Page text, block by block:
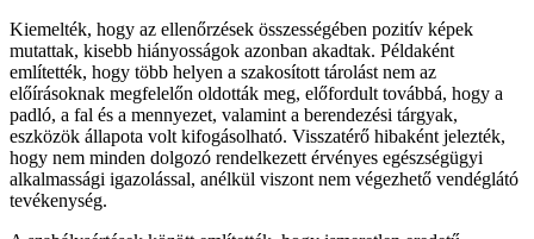
Kiemelték, hogy az ellenőrzések összességében pozitív képek
mutattak, kisebb hiányosságok azonban akadtak. Példaként
említették, hogy több helyen a szakosított tárolást nem az
előírásoknak megfelelőn oldották meg, előfordult továbbá, hogy a
padló, a fal és a mennyezet, valamint a berendezési tárgyak,
eszközök állapota volt kifogásolható. Visszatérő hibaként jelezték,
hogy nem minden dolgozó rendelkezett érvényes egészségügyi
alkalmassági igazolással, anélkül viszont nem végezhető vendéglátó
tevékenység.